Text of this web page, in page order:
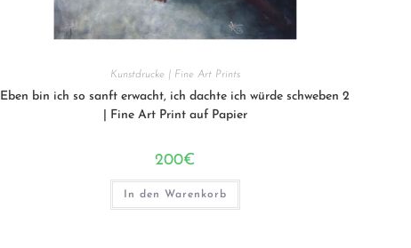
Kunstdrucke | Fine Art Prints
Eben bin ich so sanft erwacht, ich dachte ich würde schweben 2
| Fine Art Print auf Papier
200€
In den Warenkorb